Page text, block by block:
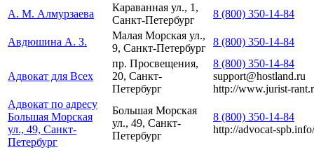
А. М. Алмурзаева
Караванная ул., 1,
Санкт-Петербург
8 (800) 350-14-84
Авдюшина А. З.
Малая Морская ул.,
9, Санкт-Петербург
8 (800) 350-14-84
Адвокат для Всех
пр. Просвещения,
20, Санкт-
Петербург
8 (800) 350-14-84
support@hostland.ru
http://www.jurist-
Адвокат по адресу
Большая Морская
ул., 49, Санкт-
Петербург
Большая Морская
ул., 49, Санкт-
Петербург
8 (800) 350-14-84
http://advocat-spb.info/